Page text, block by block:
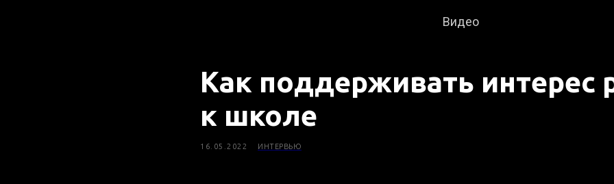
Видео
Как поддерживать интерес
к школе
16.05.2022 ИНТЕРВЬЮ